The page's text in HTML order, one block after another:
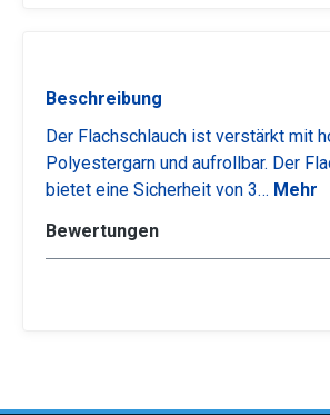
Beschreibung
Der Flachschlauch ist verstärkt mit
Polyestergarn und aufrollbar. Der
bietet eine Sicherheit von 3… Mehr
Bewertungen